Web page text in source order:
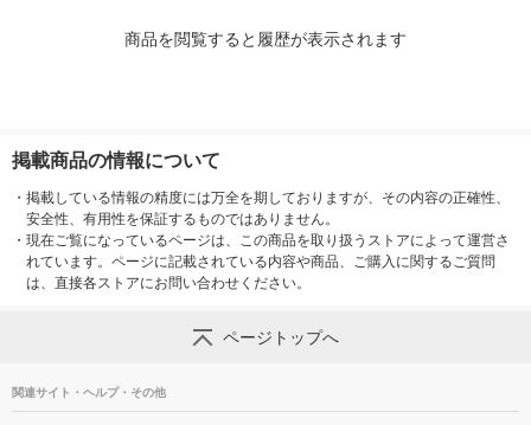
商品を閲覧すると履歴が表示されます
掲載商品の情報について
・ 掲載している情報の精度には万全を期しておりますが、その内容の正確性、
安全性、有用性を保証するものではありません。
・ 現在ご覧になっているページは、この商品を取り扱うストアによって運営さ
れています。ページに記載されている内容や商品、ご購入に関するご質問
は、直接各ストアにお問い合わせください。
ページトップへ
関連サイト・ヘルプ・その他